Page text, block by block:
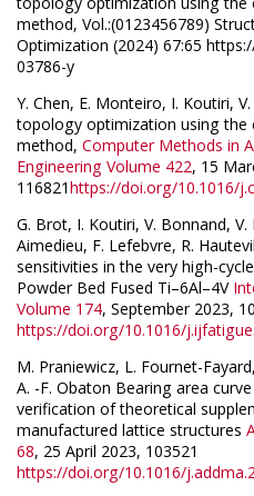
method, Vol.:(0123456789)
Optimization (2024) 67:65
03786-y
Y. Chen, E. Monteiro, I. Koutiri,
topology optimization using the
method, Computer Methods in
Engineering Volume 422, 15
116821https://doi.org/10.1016/
G. Brot, I. Koutiri, V. Bonnand, V.
Aimedieu, F. Lefebvre, R.
sensitivities in the very high-
Powder Bed Fused Ti–6Al–4V
Volume 174, September 2023,
https://doi.org/10.1016/
M. Praniewicz, L. Fournet-
A. -F. Obaton Bearing area
verification of theoretical
manufactured lattice structures
68, 25 April 2023, 103521
https://doi.org/10.1016/